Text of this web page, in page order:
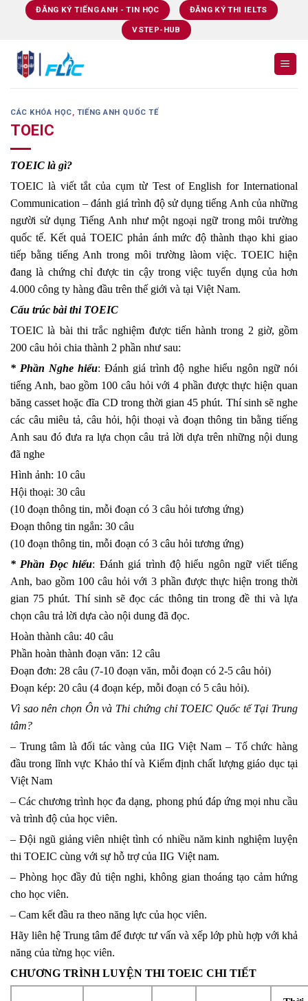
ĐĂNG KÝ TIẾNG ANH - TIN HỌC ĐĂNG KÝ THI IELTS
VSTEP-HUB
CÁC KHÓA HỌC, TIẾNG ANH QUỐC TẾ
TOEIC
TOEIC là gì?
TOEIC là viết tắt của cụm từ Test of English for International
Communication – đánh giá trình độ sử dụng tiếng Anh của những
người sử dụng Tiếng Anh như một ngoại ngữ trong môi trường
quốc tế. Kết quả TOEIC phản ánh mức độ thành thạo khi giao
tiếp bằng tiếng Anh trong môi trường làom việc. TOEIC hiện
đang là chứng chỉ được tin cậy trong việc tuyển dụng của hơn
4.000 công ty hàng đầu trên thế giới và tại Việt Nam.
Cấu trúc bài thi TOEIC
TOEIC là bài thi trắc nghiệm được tiến hành trong 2 giờ, gồm
200 câu hỏi chia thành 2 phần như sau:
* Phần Nghe hiểu: Đánh giá trình độ nghe hiểu ngôn ngữ nói
tiếng Anh, bao gồm 100 câu hỏi với 4 phần được thực hiện quan
băng casset hoặc đĩa CD trong thời gian 45 phút. Thí sinh sẽ nghe
các câu miêu tả, câu hỏi, hội thoại và đoạn thông tin bằng tiếng
Anh sau đó đưa ra lựa chọn câu trả lời dựa trên những nội dung
đã nghe
Hình ảnh: 10 câu
Hội thoại: 30 câu
(10 đoạn thông tin, mỗi đoạn có 3 câu hỏi tương ứng)
Đoạn thông tin ngắn: 30 câu
(10 đoạn thông tin, mỗi đoạn có 3 câu hỏi tương ứng)
* Phần Đọc hiểu: Đánh giá trình độ hiểu ngôn ngữ viết tiếng
Anh, bao gồm 100 câu hỏi với 3 phần được thực hiện trong thời
gian 75 phút. Thí sinh sẽ đọc các thông tin trong đề thi và lựa
chọn câu trả lời dựa cào nội dung đã đọc.
Hoàn thành câu: 40 câu
Phần hoàn thành đoạn văn: 12 câu
Đoạn đơn: 28 câu (7-10 đoạn văn, mỗi đoạn có 2-5 câu hỏi)
Đoạn kép: 20 câu (4 đoạn kép, mỗi đoạn có 5 câu hỏi).
Vì sao nên chọn Ôn và Thi chứng chỉ TOEIC Quốc tế Tại Trung
tâm?
– Trung tâm là đối tác vàng của IIG Việt Nam – Tổ chức hàng
đầu trong lĩnh vực Khảo thí và Kiểm định chất lượng giáo dục tại
Việt Nam
– Các chương trình học đa dạng, phong phú đáp ứng mọi nhu cầu
và trình độ của học viên.
– Đội ngũ giảng viên nhiệt tình có nhiều năm kinh nghiệm luyện
thi TOEIC cùng với sự hỗ trợ của IIG Việt nam.
– Phòng học đầy đủ tiện nghi, không gian thoáng tạo cảm hứng
cho học viên.
– Cam kết đầu ra theo năng lực của học viên.
Hãy liên hệ Trung tâm để được tư vấn và xếp lớp phù hợp với khả
năng của từng học viên.
CHƯƠNG TRÌNH LUYỆN THI TOEIC CHI TIẾT